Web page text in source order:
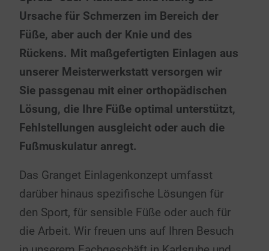
Ursache für Schmerzen im Bereich der
Füße, aber auch der Knie und des
Rückens. Mit maßgefertigten Einlagen aus
unserer Meisterwerkstatt versorgen wir
Sie passgenau mit einer orthopädischen
Lösung, die Ihre Füße optimal unterstützt,
Fehlstellungen ausgleicht oder auch die
Fußmuskulatur anregt.
Das Granget Einlagenkonzept umfasst
darüber hinaus spezifische Lösungen für
den Sport, für sensible Füße oder auch für
die Arbeit. Wir freuen uns auf Ihren Besuch